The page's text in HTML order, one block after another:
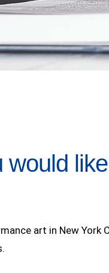
art in New